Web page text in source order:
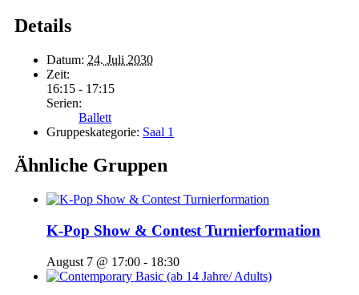
Details
Datum: 24. Juli 2030
Zeit:
16:15 - 17:15
Serien:
Ballett
Gruppeskategorie: Saal 1
Ähnliche Gruppen
K-Pop Show & Contest Turnierformation
August 7 @ 17:00 - 18:30